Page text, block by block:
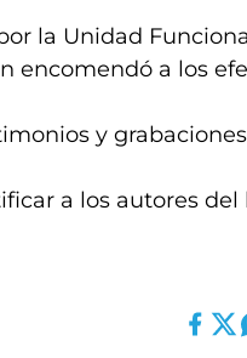
la Unidad
encomendó a los
y
a los autores del